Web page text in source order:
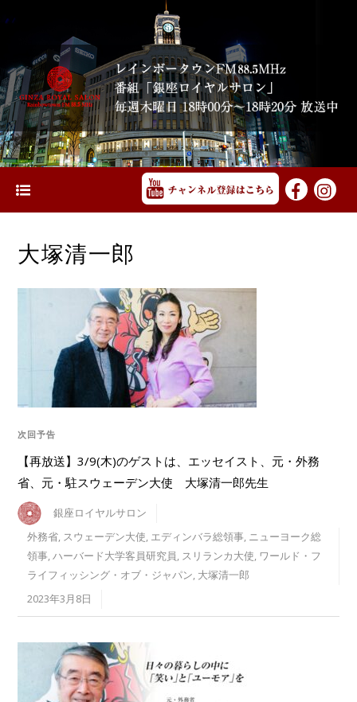
大塚清一郎
次回予告
【再放送】3/9(木)のゲストは、エッセイスト、元・外務
省、元・駐スウェーデン大使 大塚清一郎先生
銀座ロイヤルサロン
外務省, スウェーデン大使, エディンバラ総領事, ニューヨーク総
領事,ハーバード大学客員研究員, スリランカ大使, ワールド・フ
ライフィッシング・オブ・ジャパン, 大塚清一郎
2023年3月8日